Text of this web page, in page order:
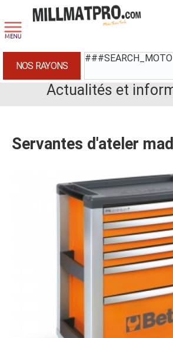
NOS RAYONS
Actualités et
Servantes d'ateler